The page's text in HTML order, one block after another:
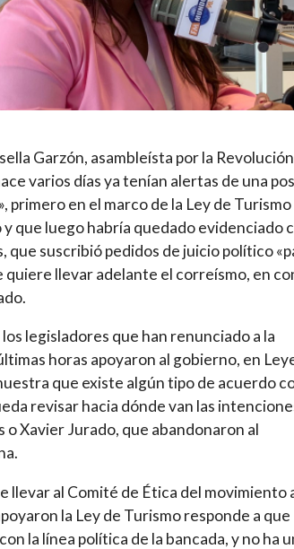
Garzón, asambleísta por la Revolución
varios días ya tenían alertas de una
primero en el marco de la Ley de Turismo
que luego habría quedado evidenciado
que suscribió pedidos de juicio político
quiere llevar adelante el correísmo, en
legisladores que han renunciado a la
horas apoyaron al gobierno, en
que existe algún tipo de acuerdo
revisar hacia dónde van las
o Xavier Jurado, que abandonaron al
llevar al Comité de Ética del movimiento
la Ley de Turismo responde a que
la línea política de la bancada, y no ha